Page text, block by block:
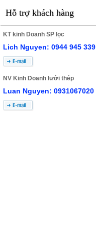
Hỗ trợ khách hàng
KT kinh Doanh SP lọc
Lich Nguyen: 0944 945 339
NV Kinh Doanh lưới thép
Luan Nguyen: 0931067020